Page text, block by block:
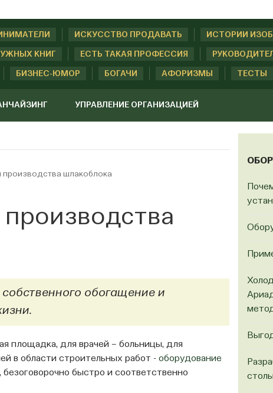
ИСКУССТВО ПРОДАВАТЬ ИСТОРИИ
КНИГ ЕСТЬ ТАКАЯ ПРОФЕССИЯ
БИЗНЕС-ЮМОР БОГАЧИ АФОРИЗМЫ ТЕСТЫ
УПРАВЛЕНИЕ ОРГАНИЗАЦИЕЙ
шлакоблока
обогащение и
площадка, для врачей – больницы, для
в области строительных работ - оборудование
безоговорочно быстро и соответственно